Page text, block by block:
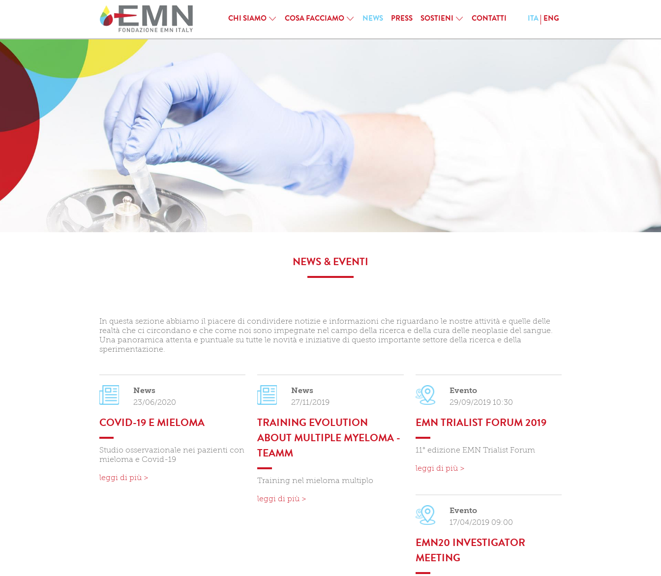
ITA ENG
CHI SIAMO COSA FACCIAMO NEWS PRESS SOSTIENI CONTATTI
NEWS & EVENTI
In questa sezione abbiamo il piacere di condividere notizie e informazioni che riguardano le nostre attività e quelle delle
realtà che ci circondano e che come noi sono impegnate nel campo della ricerca e della cura delle neoplasie del sangue.
Una panoramica attenta e puntuale su tutte le novità e iniziative di questo importante settore della ricerca e della
sperimentazione.
News
23/06/2020
COVID-19 E MIELOMA
Studio osservazionale nei pazienti con
mieloma e Covid-19
leggi di più >
News
27/11/2019
TRAINING EVOLUTION
ABOUT MULTIPLE MYELOMA -
TEAMM
Training nel mieloma multiplo
leggi di più >
Evento
29/09/2019 10:30
EMN TRIALIST FORUM 2019
11° edizione EMN Trialist Forum
leggi di più >
Evento
17/04/2019 09:00
EMN20 INVESTIGATOR
MEETING